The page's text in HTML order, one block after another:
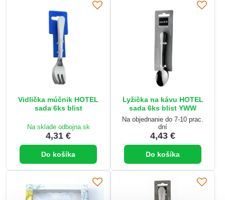
Vidlička múčnik HOTEL
sada 6ks blist
Na sklade odbojna.sk
4,31 €
Do košíka
Lyžička na kávu HOTEL
sada 6ks blist YWW
Na objednanie do 7-10 prac.
dní
4,43 €
Do košíka